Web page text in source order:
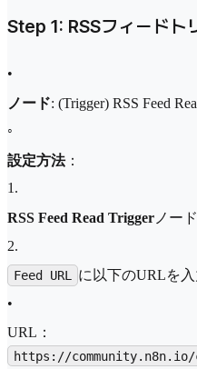
Step 1: RSSフィードト
•
ノード: (Trigger) RSS Feed
◦
設定方法：
1.
RSS Feed Read Trigger ノー
2.
Feed URL
に以下のURLを入
•
URL：
https://community.n8n.io/